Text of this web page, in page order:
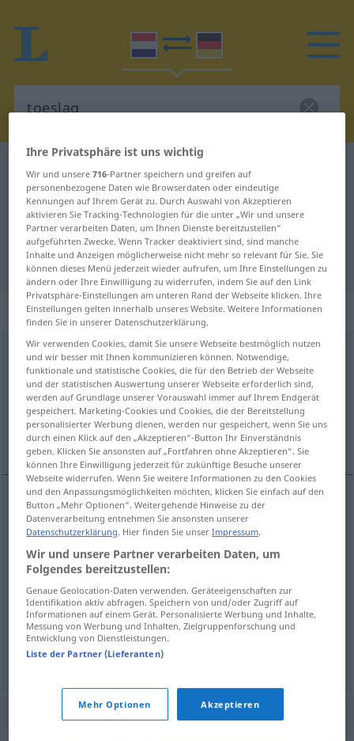
Niederländisch-Deutsch Wörterbuch
Niederländisch-Deutsch
Übersetzung für "toeslag"
"toeslag" Deutsch Übersetzung
„toeslag“: zelfstandig naamwoord
toeslag [ˈ-slɑx]subst
Übersicht aller Übersetzungen
(Für mehr Details die Übersetzung anklicken/antippen)
Zuschlag, Zulage, Aufpreis, Mehrpreis
Zuschlagm toeslag
Aufpreism toeslag
Mehrpreism toeslag
Zulagef toeslag
Ihre Privatsphäre ist uns wichtig
Wir und unsere716-Partner speichern und greifen auf
personenbezogene Daten wie Browserdaten oder eindeutige
Kennungen auf Ihrem Gerät zu. Durch Auswahl von Akzeptieren
aktivieren Sie Tracking-Technologien für die unter „Wir und unsere
Partner verarbeiten Daten, um Ihnen Dienste bereitzustellen“
aufgeführten Zwecke. Wenn Tracker deaktiviert sind, sind manche
Inhalte und Anzeigen möglicherweise nicht mehr so relevant für Sie. Sie
können dieses Menü jederzeit wieder aufrufen, um Ihre Einstellungen zu
ändern oder Ihre Einwilligung zu widerrufen, indem Sie auf den Link
Privatsphäre-Einstellungen am unteren Rand der Webseite klicken. Ihre
Einstellungen gelten innerhalb unseres Website. Weitere Informationen
finden Sie in unserer Datenschutzerklärung.
Wir verwenden Cookies, damit Sie unsere Webseite bestmöglich nutzen
und wir besser mit Ihnen kommunizieren können. Notwendige,
funktionale und statistische Cookies, die für den Betrieb der Webseite
und der statistischen Auswertung unserer Webseite erforderlich sind,
werden auf Grundlage unserer Vorauswahl immer auf Ihrem Endgerät
gespeichert. Marketing-Cookies und Cookies, die der Bereitstellung
personalisierter Werbung dienen, werden nur gespeichert, wenn Sie uns
durch einen Klick auf den „Akzeptieren“-Button Ihr Einverständnis
geben. Klicken Sie ansonsten auf „Fortfahren ohne Akzeptieren“. Sie
können Ihre Einwilligung jederzeit für zukünftige Besuche unserer
Webseite widerrufen. Wenn Sie weitere Informationen zu den Cookies
und den Anpassungsmöglichkeiten möchten, klicken Sie einfach auf den
Button „Mehr Optionen“. Weitergehende Hinweise zu der
Datenverarbeitung entnehmen Sie ansonsten unserer
Datenschutzerklärung. Hier finden Sie unserImpressum.
Wir und unsere Partner verarbeiten Daten, um
Folgendes bereitzustellen:
Genaue Geolocation-Daten verwenden. Geräteeigenschaften zur
Identifikation aktiv abfragen. Speichern von und/oder Zugriff auf
Informationen auf einem Gerät. Personalisierte Werbung und Inhalte,
Messung von Werbung und Inhalten, Zielgruppenforschung und
Entwicklung von Dienstleistungen.
Liste der Partner (Lieferanten)
Mehr Optionen Akzeptieren